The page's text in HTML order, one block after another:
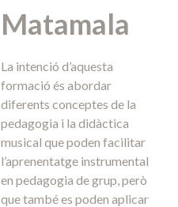
Matamala
La intenció d’aquesta
formació és abordar
diferents conceptes de la
pedagogia i la didàctica
musical que poden facilitar
l’aprenentatge instrumental
en pedagogia de grup, però
que també es poden aplicar